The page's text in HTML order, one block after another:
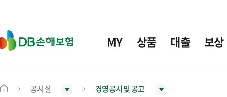
D
B
보
MY 상품 대출 보상
메
공시실 경영공시 및 공고